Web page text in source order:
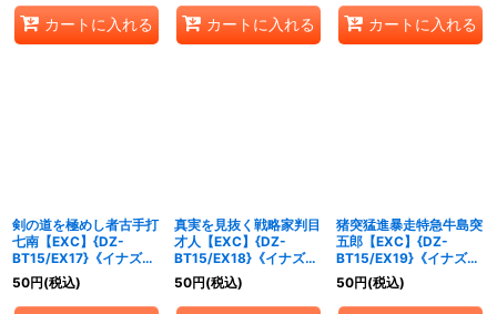
カートに入れる カートに入れる カートに入れる
剣の道を極めし者古手打
七南【EXC】{DZ-
BT15/EX17}《イナズマ
イレブン》
50円(税込)
真実を見抜く戦略家判目
才人【EXC】{DZ-
BT15/EX18}《イナズマ
イレブン》
50円(税込)
猪突猛進暴走特急牛島突
五郎【EXC】{DZ-
BT15/EX19}《イナズマ
イレブン》
50円(税込)